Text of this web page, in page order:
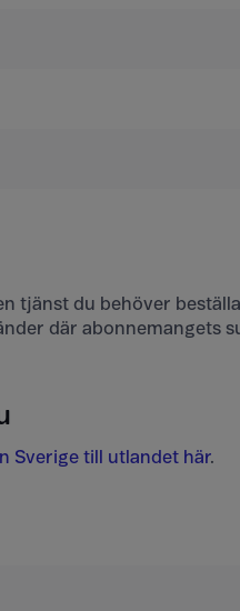
tjänst du behöver
där abonnemangets
Sverige till utlandet här.